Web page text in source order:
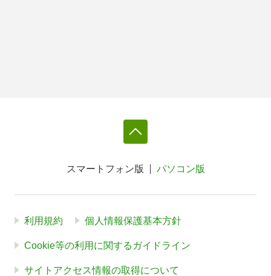
スマートフォン版 パソコン版
利用規約 個人情報保護基本方針
Cookie等の利用に関するガイドライン
サイトアクセス情報の取得について